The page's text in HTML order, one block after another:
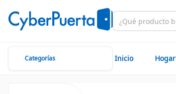
Categorías Inicio Hogar